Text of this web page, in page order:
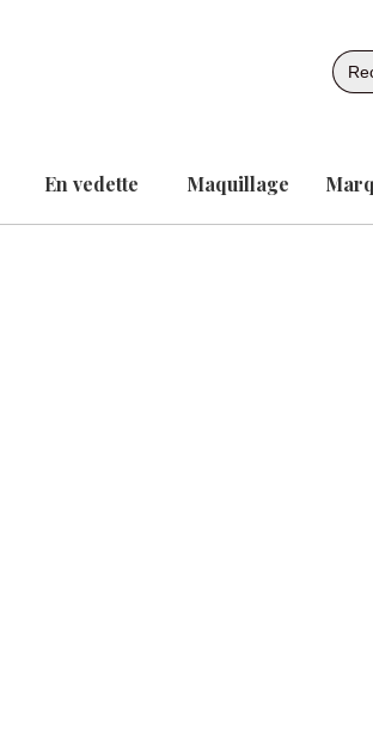
for:
En vedette Maquillage